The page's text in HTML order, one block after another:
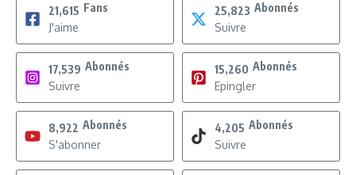
21,615 Fans
J'aime
25,823 Abonnés
Suivre
17,539 Abonnés
Suivre
15,260 Abonnés
Epingler
8,922 Abonnés
S'abonner
4,205 Abonnés
Suivre